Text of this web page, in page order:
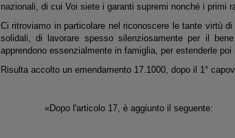
nazionali, di cui Voi siete i garanti supremi nonché i primi
Ci ritroviamo in particolare nel riconoscere le tante virtù
solidali, di lavorare spesso silenziosamente per il
apprendono essenzialmente in famiglia, per estenderle
Risulta accolto un emendamento 17.1000, dopo il 1°
«Dopo l'articolo 17, è aggiunto il seguente: